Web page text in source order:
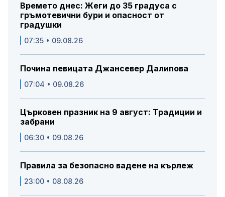
Времето днес: Жеги до 35 градуса с
гръмотевични бури и опасност от
градушки
07:35 • 09.08.26
Почина певицата Джансевер Далипова
07:04 • 09.08.26
Църковен празник на 9 август: Традиции и
забрани
06:30 • 09.08.26
Правила за безопасно вадене на кърлеж
23:00 • 08.08.26